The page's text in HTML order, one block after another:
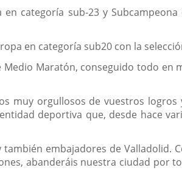
en categoría sub-23 y
en categoría sub20 con la
Medio Maratón, conseguido todo en
muy orgullosos de vuestros
deportiva que, desde hace
embajadores de Valladolid.
abanderáis nuestra ciudad por